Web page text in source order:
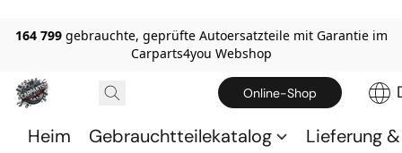
164 799 gebrauchte, geprüfte Autoersatzteile mit Garantie im
Carparts4you Webshop
Online-Shop
Heim Gebrauchtteilekatalog Lieferung